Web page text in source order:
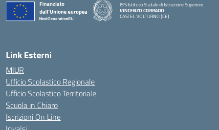
ISIS Istituto Statale di Istruzione Superiore
VINCENZO CORRADO
CASTEL VOLTURNO (CE)
Link Esterni
MIUR
Ufficio Scolastico Regionale
Ufficio Scolastico Territoriale
Scuola in Chiaro
Iscrizioni On Line